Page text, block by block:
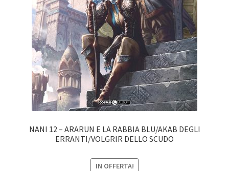
NANI 12 – ARARUN E LA RABBIA BLU/AKAB DEGLI
ERRANTI/VOLGRIR DELLO SCUDO
IN OFFERTA!